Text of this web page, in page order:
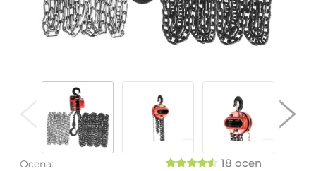
Ocena: 18 ocen